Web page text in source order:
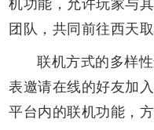
团队，共同前往西天
联机方式的多样
表邀请在线的好友加
平台内的联机功能，